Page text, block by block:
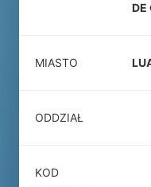
DE
MIASTO
ODDZIAŁ
KOD